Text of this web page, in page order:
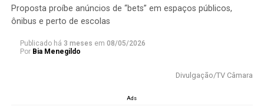
Proposta proíbe anúncios de “bets” em espaços públicos,
ônibus e perto de escolas
Publicado há 3 meses em 08/05/2026
Por Bia Menegildo
Divulgação/TV Câmara
Ads